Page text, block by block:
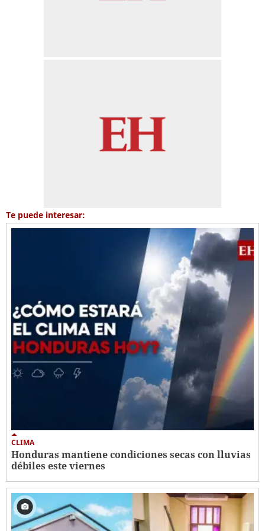
Te puede interesar:
CLIMA
Honduras mantiene condiciones secas con lluvias
débiles este viernes